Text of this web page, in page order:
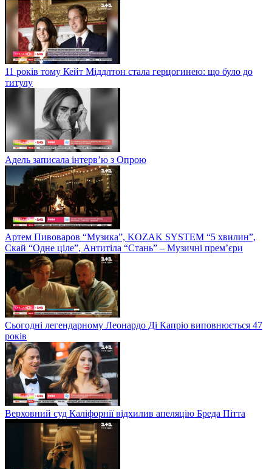
11 років тому Кейт Міддлтон стала герцогинею: що було до
титулу
Адель записала інтерв’ю з Опрою
Артем Пивоваров “Музика”, KOZAK SYSTEM “5 хвилин”,
Скай “Одне ціле”, Антитіла “Стань” – Музичні прем’єри
Сьогодні легендарному Леонардо Ді Капріо виповнюється 47
років
Верховний суд Каліфорнії відхилив апеляцію Бреда Пітта